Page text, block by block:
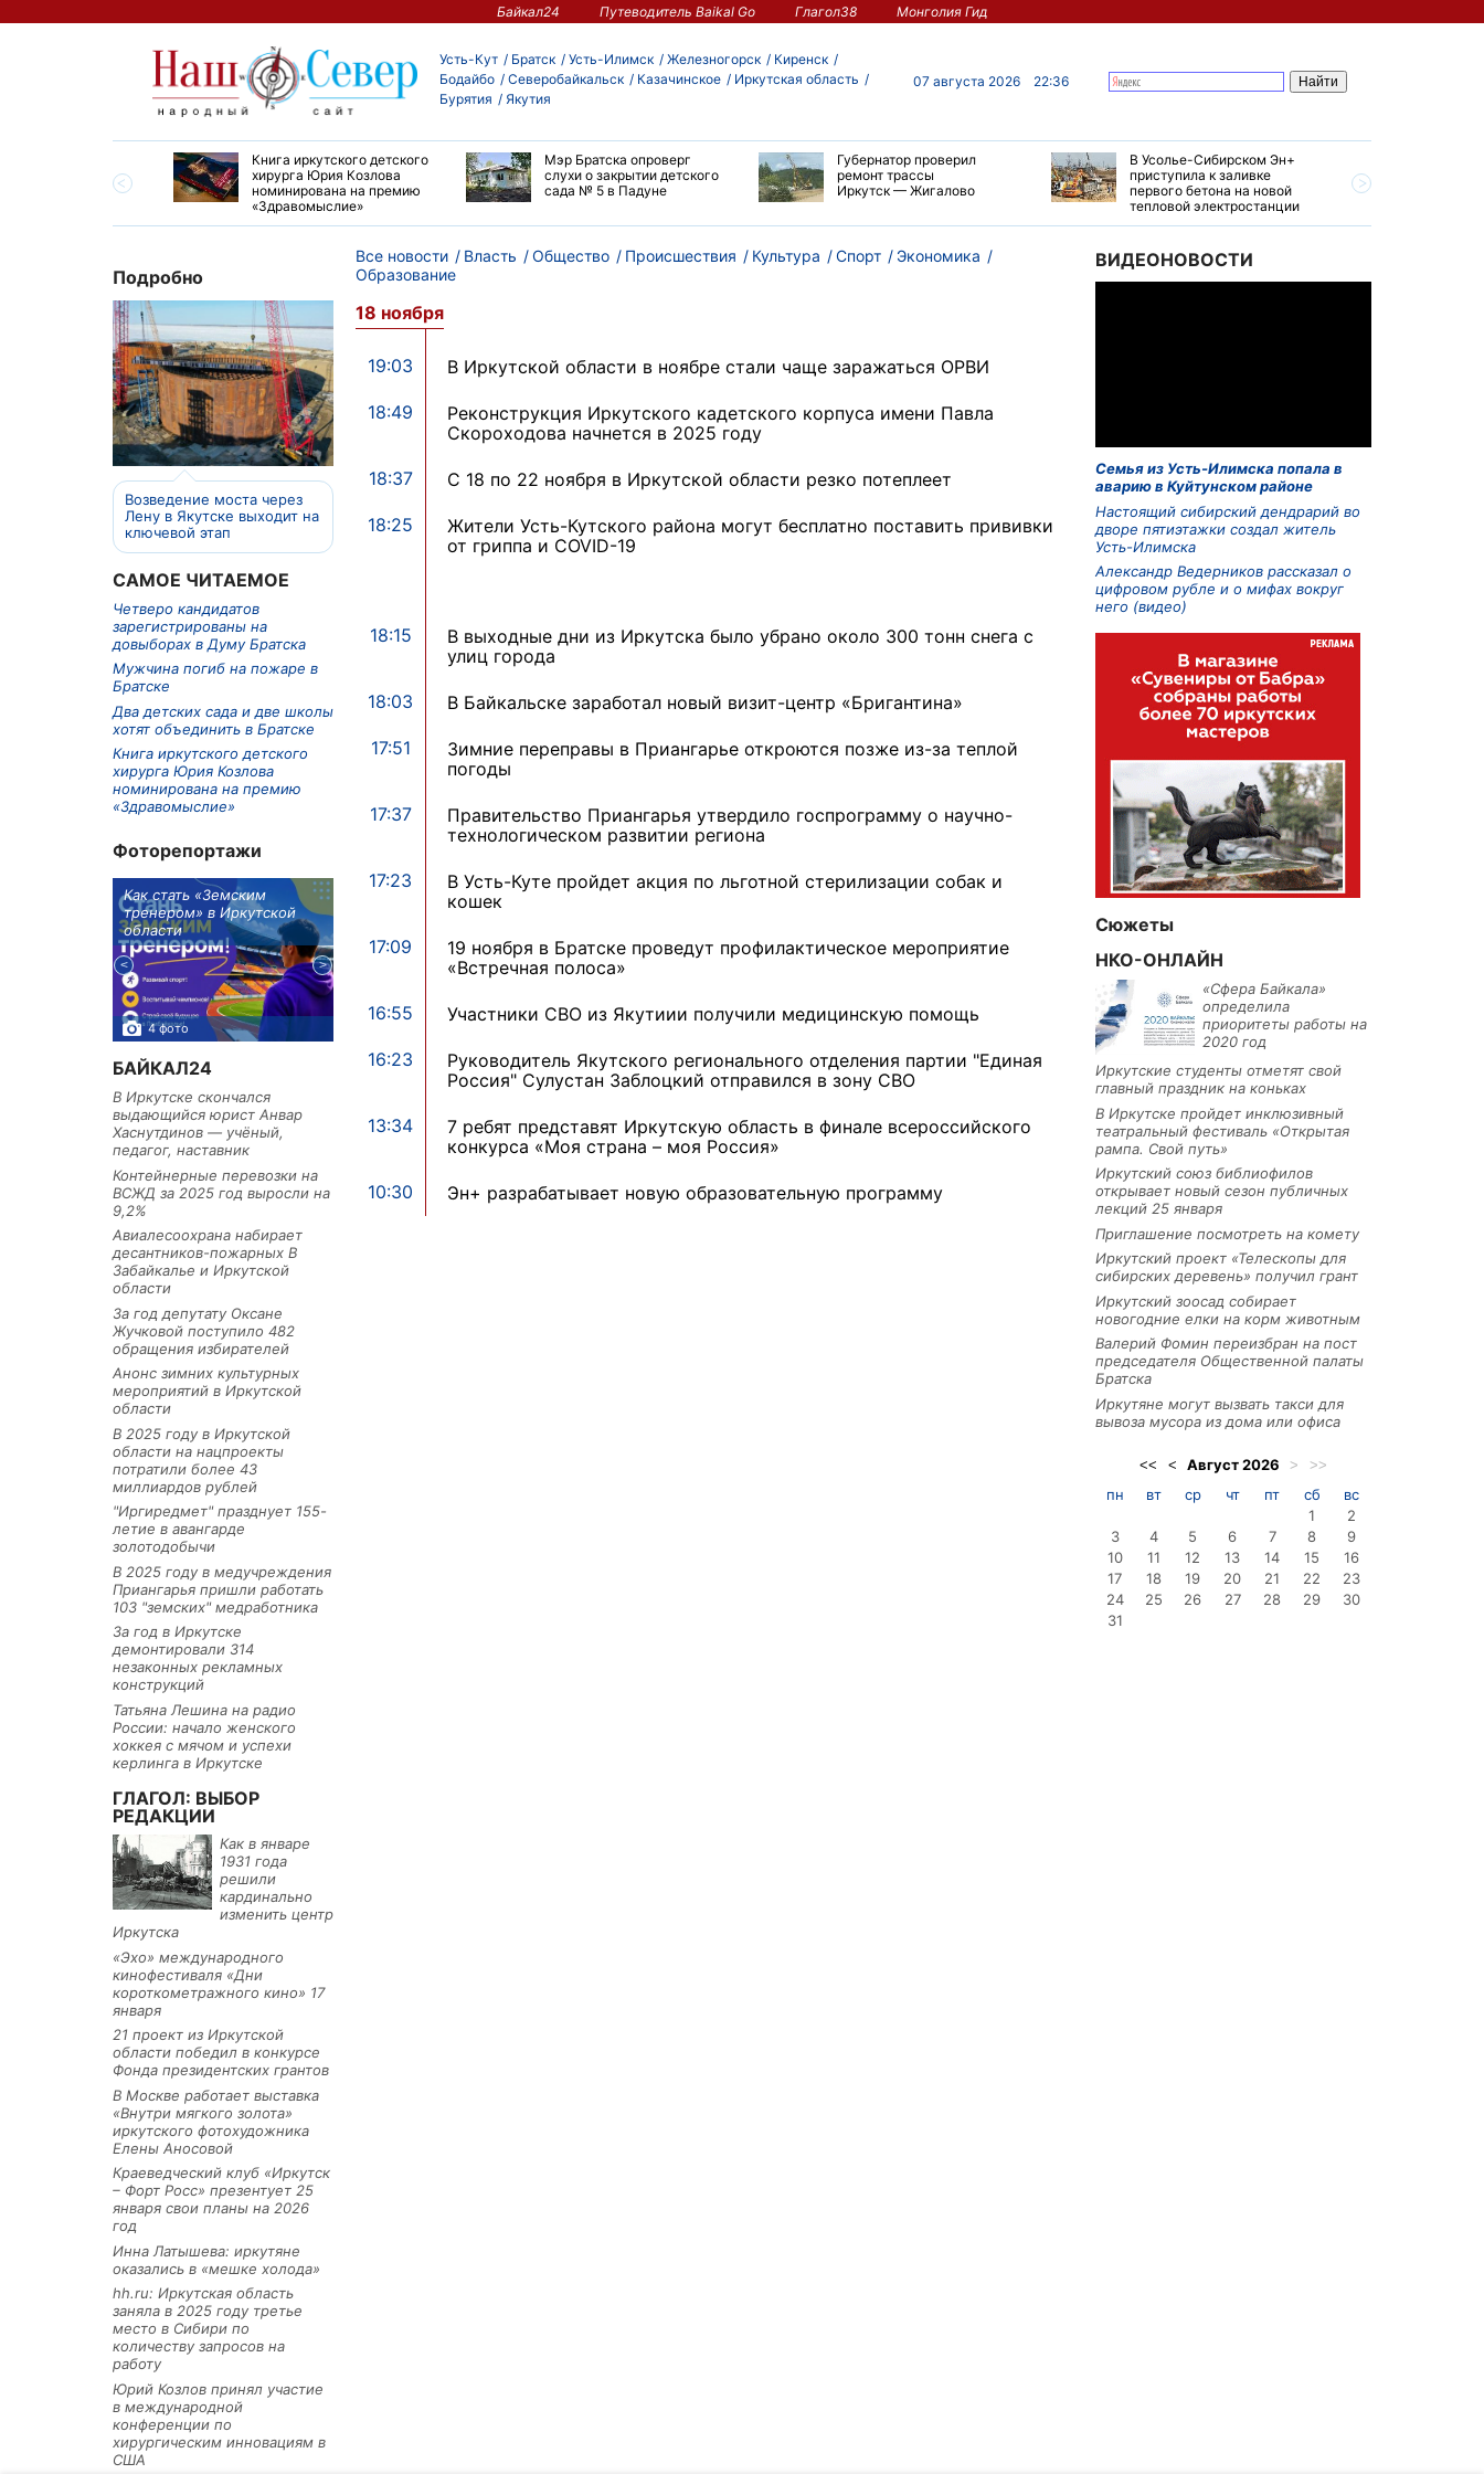
Байкал24 Путеводитель Baikal Go Глагол38 Монголия Гид
Усть-Кут Братск Усть-Илимск Железногорск
Киренск
Бодайбо
Северобайкальск Казачинское
Иркутская область
Бурятия
Якутия
07 августа 2026 22:36
большой эстафеты
Книга иркутского детского
хирурга Юрия Козлова
номинирована на премию
«Здравомыслие»
Мэр Братска опроверг
слухи о закрытии детского
сада № 5 в Падуне
Губернатор проверил
ремонт трассы
Иркутск — Жигалово
В Усолье-Сибирском Эн+
приступила к заливке
первого бетона на новой
тепловой электростанции
Подробно
Возведение моста через
Лену в Якутске выходит на
ключевой этап
САМОЕ ЧИТАЕМОЕ
Четверо кандидатов
зарегистрированы на
довыборах в Думу Братска
Мужчина погиб на пожаре в
Братске
Два детских сада и две школы
хотят объединить в Братске
Книга иркутского детского
хирурга Юрия Козлова
номинирована на премию
«Здравомыслие»
Фоторепортажи
Как стать «Земским
тренером» в Иркутской
области
4 фото
Три охотника за черемшой
пропали в Киренском
Льготный заём в 9
предприятие из Иркутской
области
Как стать «Земским
4 фото
БАЙКАЛ24
В Иркутске скончался
выдающийся юрист Анвар
Хаснутдинов — учёный,
педагог, наставник
Контейнерные перевозки на
ВСЖД за 2025 год выросли на
9,2%
Авиалесоохрана набирает
десантников-пожарных В
Забайкалье и Иркутской
области
За год депутату Оксане
Жучковой поступило 482
обращения избирателей
Анонс зимних культурных
мероприятий в Иркутской
области
В 2025 году в Иркутской
области на нацпроекты
потратили более 43
миллиардов рублей
"Иргиредмет" празднует 155-
летие в авангарде
золотодобычи
В 2025 году в медучреждения
Приангарья пришли работать
103 "земских" медработника
За год в Иркутске
демонтировали 314
незаконных рекламных
конструкций
Татьяна Лешина на радио
России: начало женского
хоккея с мячом и успехи
керлинга в Иркутске
ГЛАГОЛ: ВЫБОР
РЕДАКЦИИ
Как в январе
1931 года
решили
кардинально
изменить центр
Иркутска
«Эхо» международного
кинофестиваля «Дни
короткометражного кино» 17
января
21 проект из Иркутской
области победил в конкурсе
Фонда президентских грантов
В Москве работает выставка
«Внутри мягкого золота»
иркутского фотохудожника
Елены Аносовой
Краеведческий клуб «Иркутск
– Форт Росс» презентует 25
января свои планы на 2026
год
Инна Латышева: иркутяне
оказались в «мешке холода»
hh.ru: Иркутская область
заняла в 2025 году третье
место в Сибири по
количеству запросов на
работу
Юрий Козлов принял участие
в международной
конференции по
хирургическим инновациям в
США
Все новости Власть Общество Происшествия Культура Спорт
Экономика
Образование
18 ноября
19:03 В Иркутской области в ноябре стали чаще заражаться ОРВИ
18:49
Реконструкция Иркутского кадетского корпуса имени Павла
Скороходова начнется в 2025 году
18:37 С 18 по 22 ноября в Иркутской области резко потеплеет
18:25
Жители Усть-Кутского района могут бесплатно поставить прививки
от гриппа и COVID-19
18:15
В выходные дни из Иркутска было убрано около 300 тонн снега с
улиц города
18:03 В Байкальске заработал новый визит-центр «Бригантина»
17:51
Зимние переправы в Приангарье откроются позже из-за теплой
погоды
17:37
Правительство Приангарья утвердило госпрограмму о научно-
технологическом развитии региона
17:23
В Усть-Куте пройдет акция по льготной стерилизации собак и
кошек
17:09
19 ноября в Братске проведут профилактическое мероприятие
«Встречная полоса»
16:55 Участники СВО из Якутиии получили медицинскую помощь
16:23
Руководитель Якутского регионального отделения партии "Единая
Россия" Сулустан Заблоцкий отправился в зону СВО
13:34
7 ребят представят Иркутскую область в финале всероссийского
конкурса «Моя страна – моя Россия»
10:30 Эн+ разрабатывает новую образовательную программу
ВИДЕОНОВОСТИ
Семья из Усть-Илимска попала в
аварию в Куйтунском районе
Настоящий сибирский дендрарий во
дворе пятиэтажки создал житель
Усть-Илимска
Александр Ведерников рассказал о
цифровом рубле и о мифах вокруг
него (видео)
Сюжеты
НКО-ОНЛАЙН
«Сфера Байкала»
определила
приоритеты работы на
2020 год
Иркутские студенты отметят свой
главный праздник на коньках
В Иркутске пройдет инклюзивный
театральный фестиваль «Открытая
рампа. Свой путь»
Иркутский союз библиофилов
открывает новый сезон публичных
лекций 25 января
Приглашение посмотреть на комету
Иркутский проект «Телескопы для
сибирских деревень» получил грант
Иркутский зоосад собирает
новогодние елки на корм животным
Валерий Фомин переизбран на пост
председателя Общественной палаты
Братска
Иркутяне могут вызвать такси для
вывоза мусора из дома или офиса
<< < Август2026 > >>
пн вт ср чт пт сб
вс
1
2
3
4 5 6 7 8
9
10
11 12 13 14 15
16
17
18 19 20 21 22
23
24
25 26 27 28 29
30
31